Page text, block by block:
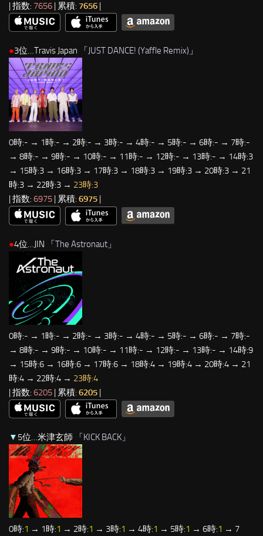
| 指数: 7656 | 累積: 7656 |
●3位…Travis Japan 「 JUST DANCE! (Yaffle Remix) 」
0時:- → 1時:- → 2時:- → 3時:- → 4時:- → 5時:- → 6時:- → 7時:-
→ 8時:- → 9時:- → 10時:- → 11時:- → 12時:- → 13時:- → 14時:3
→ 15時:3 → 16時:3 → 17時:3 → 18時:3 → 19時:3 → 20時:3 → 21
時:3 → 22時:3 → 23時:3
| 指数: 6975 | 累積: 6975
●4位…JIN 「The Astronaut 」
0時:- → 1時:- → 2時:- → 3時:- → 4時:- → 5時:- → 6時:- → 7時:-
→ 8時:- → 9時:- → 10時:- → 11時:- → 12時:- → 13時:- → 14時:9
→ 15時:6 → 16時:6 → 17時:6 → 18時:4 → 19時:4 → 20時:4 → 21
時:4 → 22時:4 → 23時:4
| 指数: 6205 | 累積: 6205 |
▼ 5位…米津玄師 「KICK BACK 」
0時:1 → 1時:1 → 2時:1 → 3時:1 → 4時:1 → 5時:1 → 6時:1 → 7